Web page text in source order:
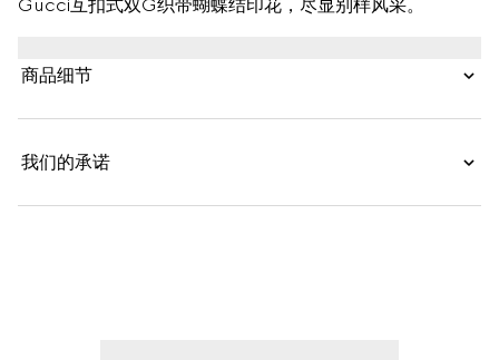
Gucci互扣式双G织带蝴蝶结印花，尽显别样风采。
商品细节
我们的承诺